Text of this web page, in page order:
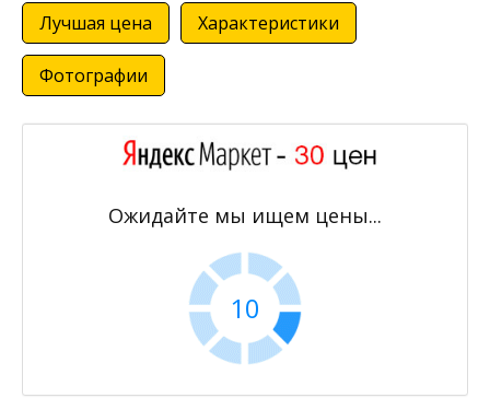
Лучшая цена Характеристики
Фотографии
Ожидайте мы ищем цены...
10